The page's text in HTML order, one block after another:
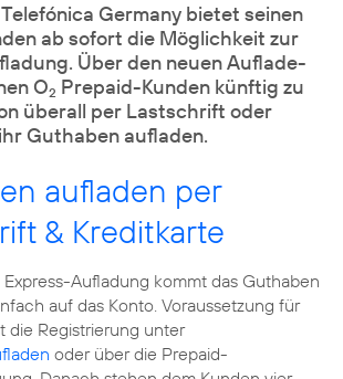
Germany bietet seinen
ab sofort die Möglichkeit zur
Über den neuen Auflade-
O2 Prepaid-Kunden künftig zu
überall per Lastschrift oder
Guthaben aufladen.
aufladen per
& Kreditkarte
Aufladung kommt das Guthaben
auf das Konto. Voraussetzung für
die Registrierung unter
oder über die Prepaid-